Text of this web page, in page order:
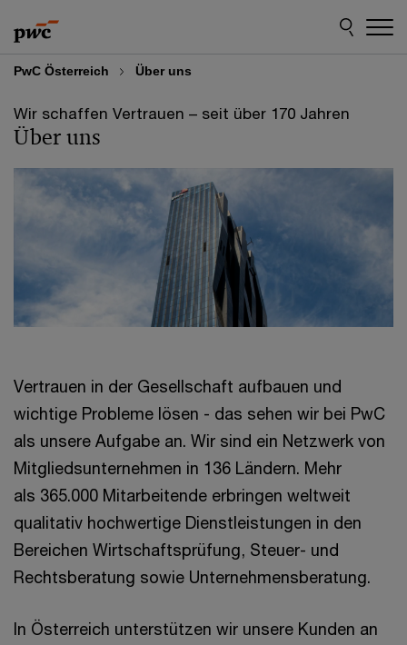
to
content
to
footer
PwC Österreich Über uns
Wir schaffen Vertrauen – seit über 170 Jahren
Über uns
Vertrauen in der Gesellschaft aufbauen und
wichtige Probleme lösen - das sehen wir bei PwC
als unsere Aufgabe an. Wir sind ein Netzwerk von
Mitgliedsunternehmen in 136 Ländern. Mehr
als 365.000 Mitarbeitende erbringen weltweit
qualitativ hochwertige Dienstleistungen in den
Bereichen Wirtschaftsprüfung, Steuer- und
Rechtsberatung sowie Unternehmensberatung.
In Österreich unterstützen wir unsere Kunden an